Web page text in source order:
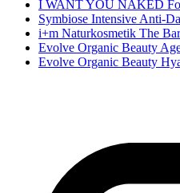
I WANT YOU NAKED
Symbiose Intensive Anti-
i+m Naturkosmetik The
Evolve Organic Beauty
Evolve Organic Beauty